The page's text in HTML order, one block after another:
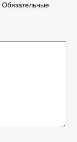
Обязательные